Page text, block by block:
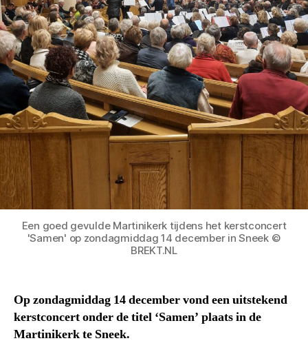
Een goed gevulde Martinikerk tijdens het kerstconcert
'Samen' op zondagmiddag 14 december in Sneek ©
BREKT.NL
Op zondagmiddag 14 december vond een uitstekend
kerstconcert onder de titel ‘Samen’ plaats in de
Martinikerk te Sneek.